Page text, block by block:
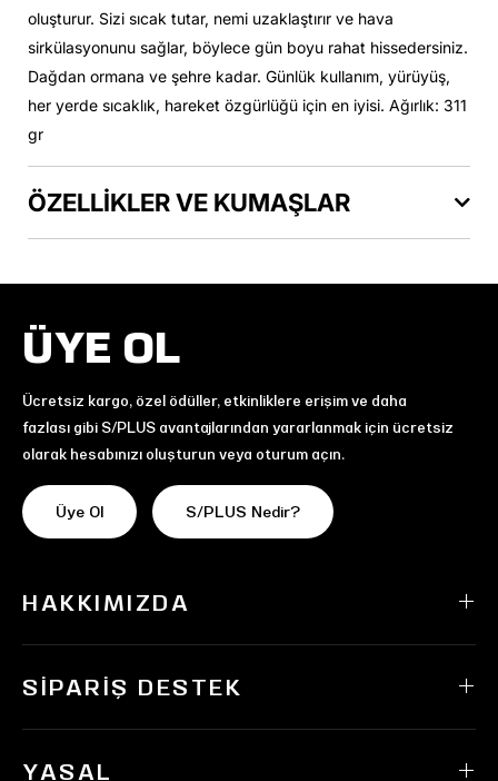
oluşturur. Sizi sıcak tutar, nemi uzaklaştırır ve hava
sirkülasyonunu sağlar, böylece gün boyu rahat hissedersiniz.
Dağdan ormana ve şehre kadar. Günlük kullanım, yürüyüş,
her yerde sıcaklık, hareket özgürlüğü için en iyisi. Ağırlık: 311
gr
ÖZELLİKLER VE KUMAŞLAR
ÜYE OL
Ücretsiz kargo, özel ödüller, etkinliklere erişim ve daha
fazlası gibi S/PLUS avantajlarından yararlanmak için ücretsiz
olarak hesabınızı oluşturun veya oturum açın.
Üye Ol S/PLUS Nedir?
HAKKIMIZDA
SIPARIŞ DESTEK
YASAL